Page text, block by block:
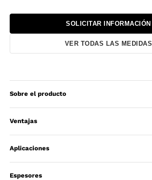
SOLICITAR INFORMACIÓN
VER TODAS LAS MEDIDAS
Sobre el producto
Ventajas
Aplicaciones
Espesores